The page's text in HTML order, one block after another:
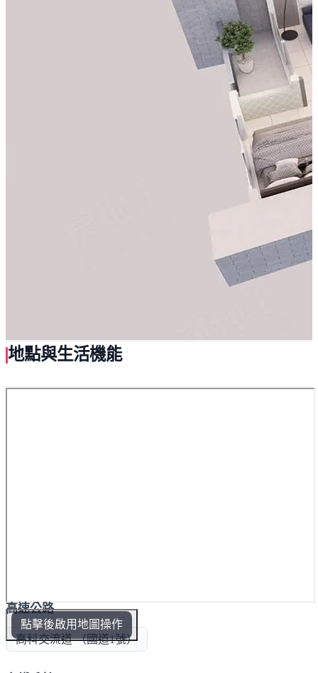
地點與生活機能
點擊後啟用地圖操作
高速公路
高科交流道 （國道1號）